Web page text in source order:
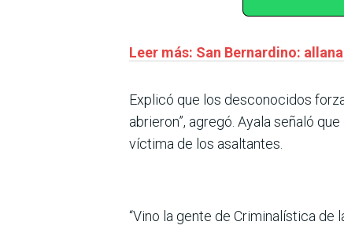
Leer más: San Bernardino:
Explicó que los desconocidos
abrieron”, agregó. Ayala señaló
víctima de los asaltantes.
“Vino la gente de Criminalística de